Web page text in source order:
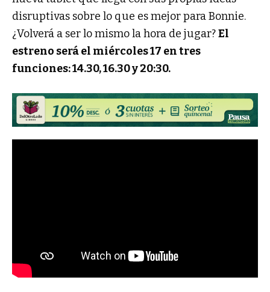
disruptivas sobre lo que es mejor para Bonnie.
¿Volverá a ser lo mismo la hora de jugar?El
estreno será el miércoles 17 en tres
funciones: 14.30, 16.30 y 20:30.